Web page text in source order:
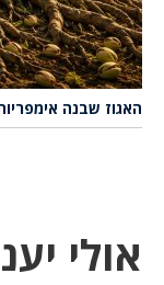
האגוז שבנה
אולי